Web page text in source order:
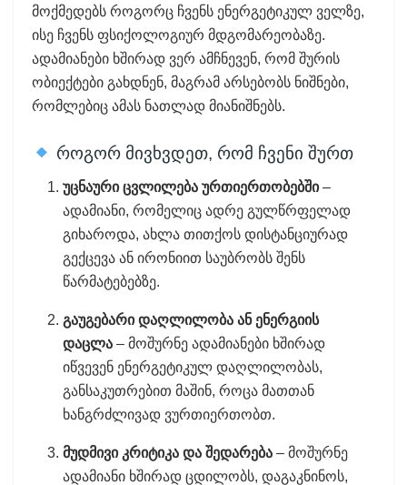
მოქმედებს როგორც ჩვენს ენერგეტიკულ ველზე,
ისე ჩვენს ფსიქოლოგიურ მდგომარეობაზე.
ადამიანები ხშირად ვერ ამჩნევენ, რომ შურის
ობიექტები გახდნენ, მაგრამ არსებობს ნიშნები,
რომლებიც ამას ნათლად მიანიშნებს.
როგორ მივხვდეთ, რომ ჩვენი შურთ
უცნაური ცვლილება ურთიერთობებში–
ადამიანი, რომელიც ადრე გულწრფელად
გიხაროდა, ახლა თითქოს დისტანციურად
გექცევა ან ირონიით საუბრობს შენს
წარმატებებზე.
გაუგებარი დაღლილობა ან ენერგიის
დაცლა – მოშურნე ადამიანები ხშირად
იწვევენ ენერგეტიკულ დაღლილობას,
განსაკუთრებით მაშინ, როცა მათთან
ხანგრძლივად ვურთიერთობთ.
მუდმივი კრიტიკა და შედარება – მოშურნე
ადამიანი ხშირად ცდილობს, დაგაკნინოს,